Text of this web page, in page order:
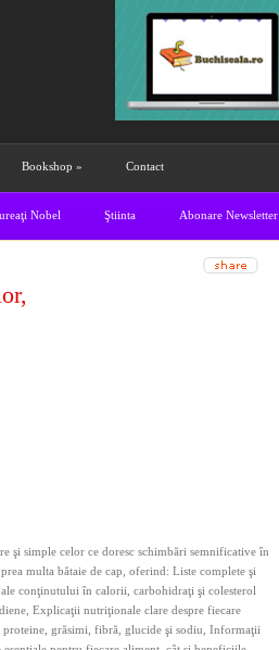
Bookshop » Contact
Nobel Ştiinta Abonare Newsletter
şi simple celor ce doresc schimbări semnificative în
multa bătaie de cap, oferind: Liste complete şi
conţinutului în calorii, carbohidraţi şi colesterol
Explicaţii nutriţionale clare despre fiecare
grăsimi, fibră, glucide şi sodiu, Informaţii